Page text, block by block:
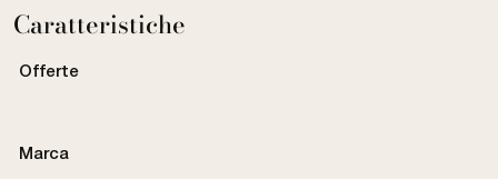
Caratteristiche
Offerte
Marca